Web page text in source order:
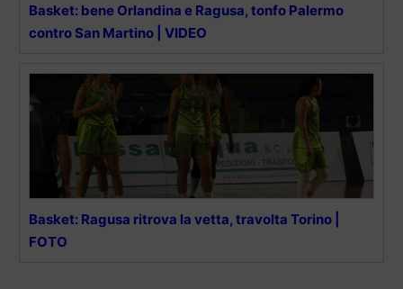
Basket: bene Orlandina e Ragusa, tonfo Palermo
contro San Martino | VIDEO
Basket: Ragusa ritrova la vetta, travolta Torino |
FOTO